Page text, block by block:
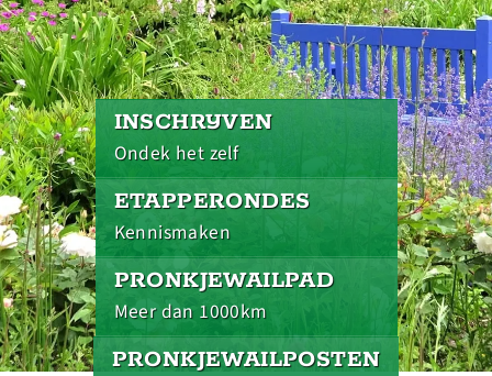
INSCHRIJVEN
Ondek het zelf
ETAPPERONDES
Kennismaken
PRONKJEWAILPAD
Meer dan 1000km
PRONKJEWAILPOSTEN